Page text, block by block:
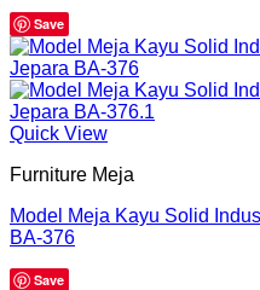
Save
Quick View
Furniture Meja
Model Meja Kayu Solid
BA-376
Save